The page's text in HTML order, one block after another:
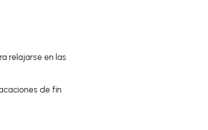
relajarse en las
de fin